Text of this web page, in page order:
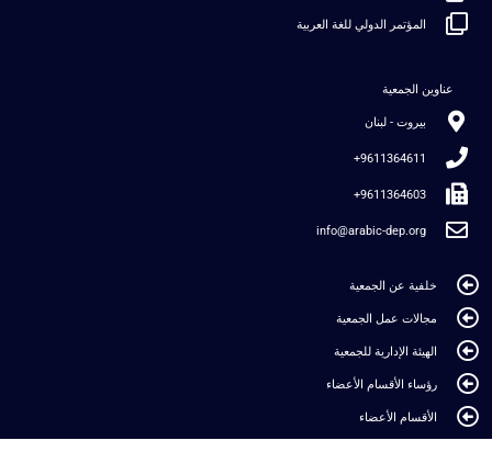
المؤتمر الدولي للغة العربية
عناوين الجمعية
بيروت - لبنان
9611364611+
9611364603+
info@arabic-dep.org
خلفية عن الجمعية
مجالات عمل الجمعية
الهيئة الإدارية للجمعية
رؤساء الأقسام الأعضاء
الأقسام الأعضاء